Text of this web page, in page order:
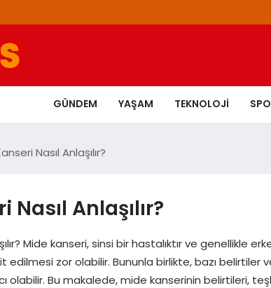
GÜNDEM YAŞAM TEKNOLOJI
Nasıl Anlaşılır?
Nasıl Anlaşılır?
Mide kanseri, sinsi bir hastalıktır ve genellikle
zor olabilir. Bununla birlikte, bazı belirtiler
olabilir. Bu makalede, mide kanserinin belirtileri,